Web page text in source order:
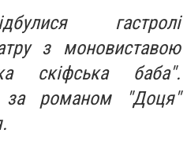
гастролі
з моновиставою
скіфська баба".
за романом "Доця"